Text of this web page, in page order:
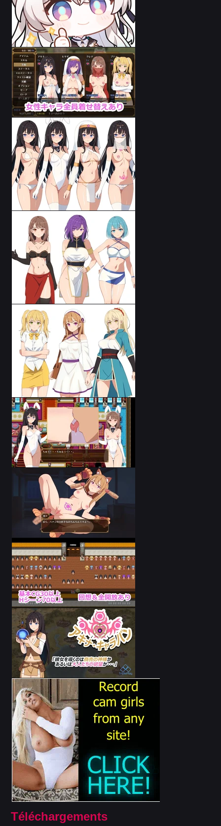
Téléchargements